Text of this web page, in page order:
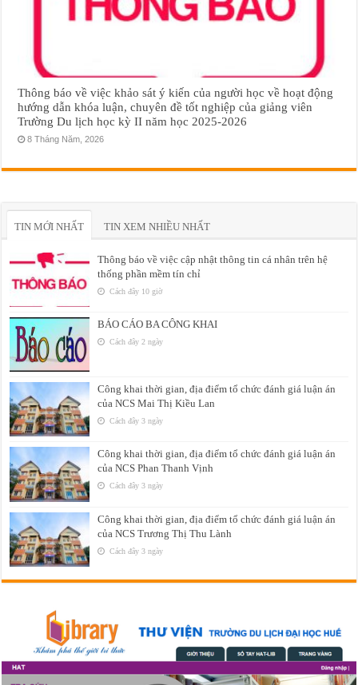
Thông báo về việc khảo sát ý kiến của người học về hoạt động
hướng dẫn khóa luận, chuyên đề tốt nghiệp của giảng viên
Trường Du lịch học kỳ II năm học 2025-2026
8 Tháng Năm, 2026
TIN MỚI NHẤT TIN XEM NHIỀU NHẤT
Thông báo về việc cập nhật thông tin cá nhân trên hệ
thống phần mềm tín chỉ
Cách đây 10 giờ
BÁO CÁO BA CÔNG KHAI
Cách đây 2 ngày
Công khai thời gian, địa điểm tổ chức đánh giá luận án
của NCS Mai Thị Kiều Lan
Cách đây 3 ngày
Công khai thời gian, địa điểm tổ chức đánh giá luận án
của NCS Phan Thanh Vịnh
Cách đây 3 ngày
Công khai thời gian, địa điểm tổ chức đánh giá luận án
của NCS Trương Thị Thu Lành
Cách đây 3 ngày